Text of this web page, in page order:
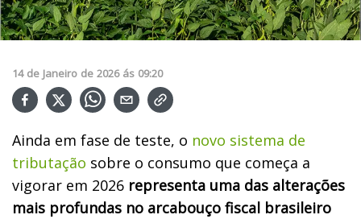
14 de Janeiro de 2026 ás 09:20
Ainda em fase de teste, o novo sistema de
tributação sobre o consumo que começa a
vigorar em 2026 representa uma das alterações
mais profundas no arcabouço fiscal brasileiro